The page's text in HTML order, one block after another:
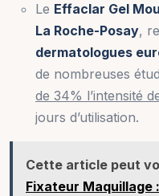
Le Effaclar Gel
La Roche-Posay,
dermatologues
de nombreuses
de 34% l’intensité
jours d’utilisation.
Cette article peut
Fixateur Maquillage